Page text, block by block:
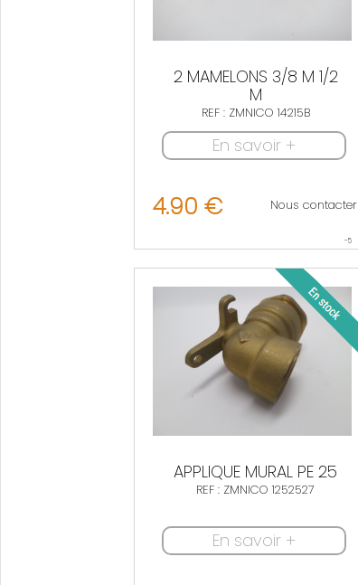
2 MAMELONS 3/8 M 1/2
M
REF : ZMNICO 14215B
En savoir +
4.90 € Nous contacter
-5
APPLIQUE MURAL PE 25
REF : ZMNICO 1252527
En savoir +